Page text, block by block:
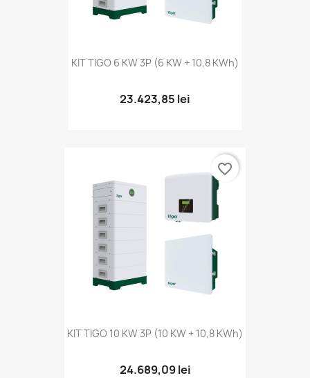
KIT TIGO 6 KW 3P (6 KW + 10,8 KWh)
23.423,85 lei
KIT TIGO 10 KW 3P (10 KW + 10,8 KWh)
24.689,09 lei
favorite_border